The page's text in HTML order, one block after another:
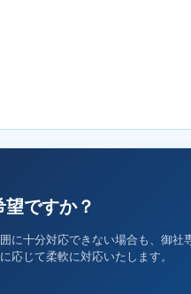
ですか？
に十分対応できない場合も、御
応じて柔軟に対応いたします。